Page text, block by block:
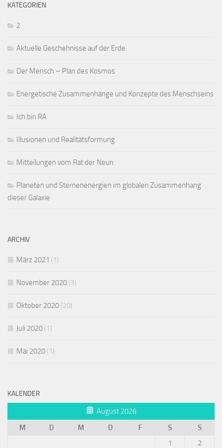
KATEGORIEN
2
Aktuelle Geschehnisse auf der Erde
Der Mensch – Plan des Kosmos
Energetische Zusammenhänge und Konzepte des Menschseins
Ich bin RA
Illusionen und Realitätsformung
Mitteilungen vom Rat der Neun
Planeten und Sternenenergien im globalen Zusammenhang
dieser Galaxie
ARCHIV
März 2021 (1)
November 2020 (3)
Oktober 2020 (20)
Juli 2020 (1)
Mai 2020 (1)
KALENDER
August 2026
M
D M D F S
S
1
2